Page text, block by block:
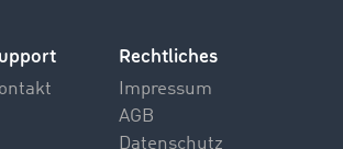
Rechtliches
Impressum
AGB
Datenschutz